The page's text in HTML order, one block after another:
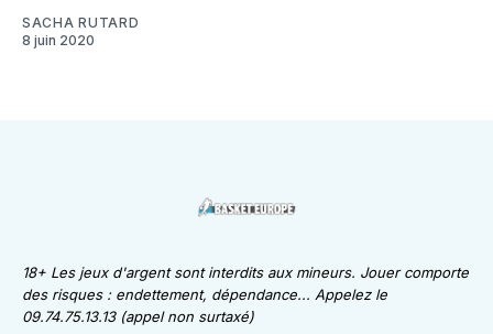
SACHA RUTARD
8 juin 2020
18+ Les jeux d'argent sont interdits aux mineurs. Jouer comporte
des risques : endettement, dépendance... Appelez le
09.74.75.13.13 (appel non surtaxé)